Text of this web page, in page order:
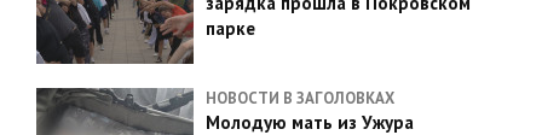
парке
НОВОСТИ В ЗАГОЛОВКАХ
Молодую мать из Ужура